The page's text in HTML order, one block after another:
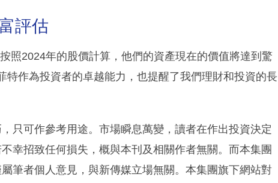
評估
照2024年的股價計算，他們的資產現在的價值將達到驚
特作為投資者的卓越能力，也提醒了我們理財和投資的長
只可作參考用途。市場瞬息萬變，讀者在作出投資決定
幸招致任何損失，概與本刊及相關作者無關。而本集團
筆者個人意見，與新傳媒立場無關。本集團旗下網站對